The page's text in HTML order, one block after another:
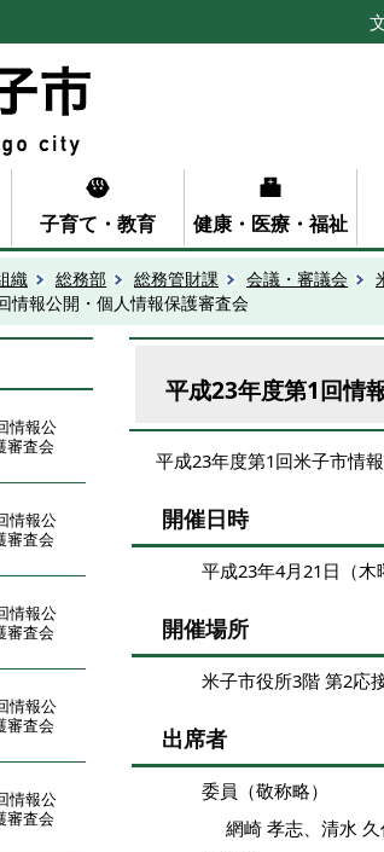
子育て・教育 健康・医療・福祉
織 総務部 総務管財課 会議・審議会
情報公開・個人情報保護審査会
情報公
審査会
情報公
審査会
情報公
審査会
情報公
審査会
情報公
審査会
平成23年度第1回情
平成23年度第1回米子市情
開催日時
平成23年4月21日（
開催場所
米子市役所3階 第2応
出席者
委員（敬称略）
網崎 孝志、清水